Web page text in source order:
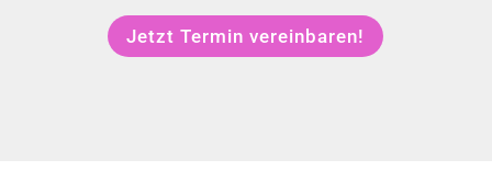
Jetzt Termin vereinbaren!